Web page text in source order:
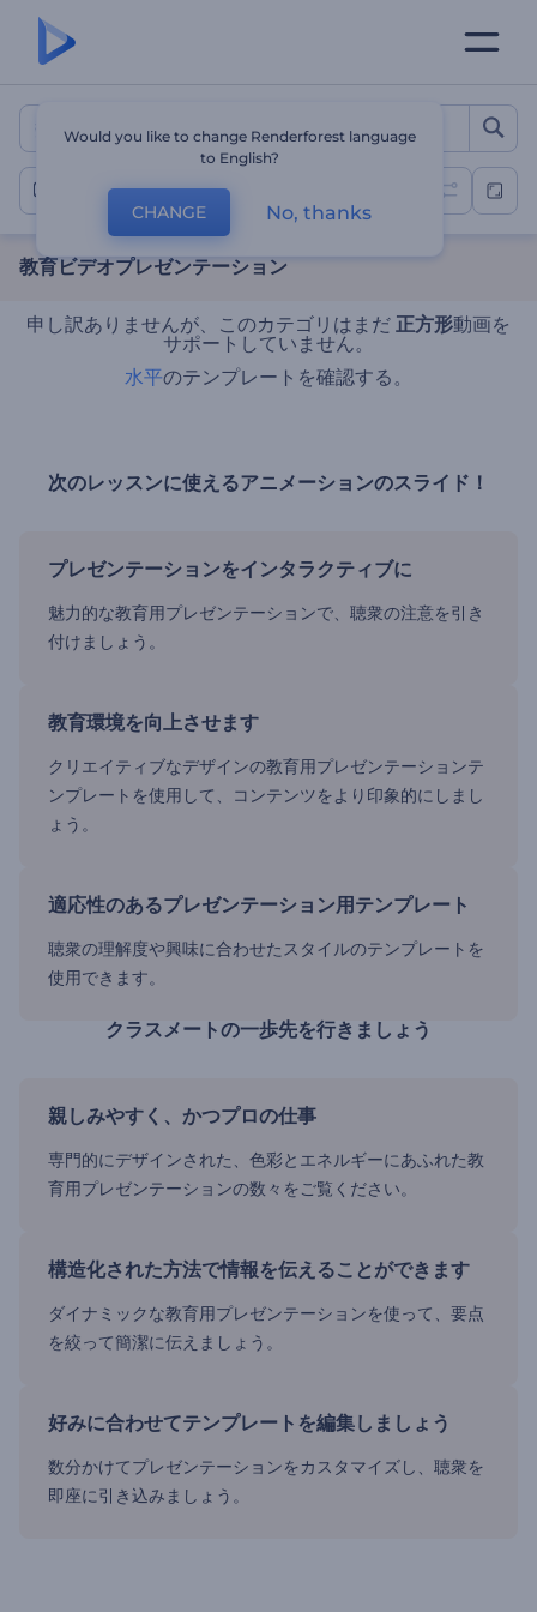
教育ビデオプレゼンテーショ
教育用
教育ビデオプレゼンテーション
申し訳ありませんが、このカテゴリはまだ 正方形動画を
サポートしていません。
水平のテンプレートを確認する。
次のレッスンに使えるアニメーションのスライド！
プレゼンテーションをインタラクティブに
魅力的な教育用プレゼンテーションで、聴衆の注意を引き
付けましょう。
教育環境を向上させます
クリエイティブなデザインの教育用プレゼンテーションテ
ンプレートを使用して、コンテンツをより印象的にしまし
ょう。
適応性のあるプレゼンテーション用テンプレート
聴衆の理解度や興味に合わせたスタイルのテンプレートを
使用できます。
クラスメートの一歩先を行きましょう
親しみやすく、かつプロの仕事
専門的にデザインされた、色彩とエネルギーにあふれた教
育用プレゼンテーションの数々をご覧ください。
構造化された方法で情報を伝えることができます
ダイナミックな教育用プレゼンテーションを使って、要点
を絞って簡潔に伝えましょう。
好みに合わせてテンプレートを編集しましょう
数分かけてプレゼンテーションをカスタマイズし、聴衆を
即座に引き込みましょう。
Would you like to change Renderforest language
to English?
CHANGE No, thanks